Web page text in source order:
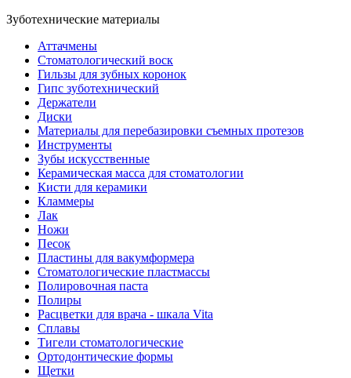
Зуботехнические материалы
Аттачмены
Стоматологический воск
Гильзы для зубных коронок
Гипс зуботехнический
Держатели
Диски
Материалы для перебазировки съемных протезов
Инструменты
Зубы искусственные
Керамическая масса для стоматологии
Кисти для керамики
Кламмеры
Лак
Ножи
Песок
Пластины для вакумформера
Стоматологические пластмассы
Полировочная паста
Полиры
Расцветки для врача - шкала Vita
Сплавы
Тигели стоматологические
Ортодонтические формы
Щетки